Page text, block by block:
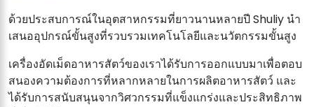
ด้วยประสบการณ์ในอุตสาหกรรมที่ยาวนานหลายปี Shuliy นำ
เสนออุปกรณ์ขั้นสูงที่รวบรวมเทคโนโลยีและนวัตกรรมขั้นสูง
เครื่องอัดเม็ดอาหารสัตว์ของเราได้รับการออกแบบมาเพื่อตอบ
สนองความต้องการที่หลากหลายในการผลิตอาหารสัตว์ และ
ได้รับการสนับสนุนจากวิศวกรรมที่แข็งแกร่งและประสิทธิภาพ